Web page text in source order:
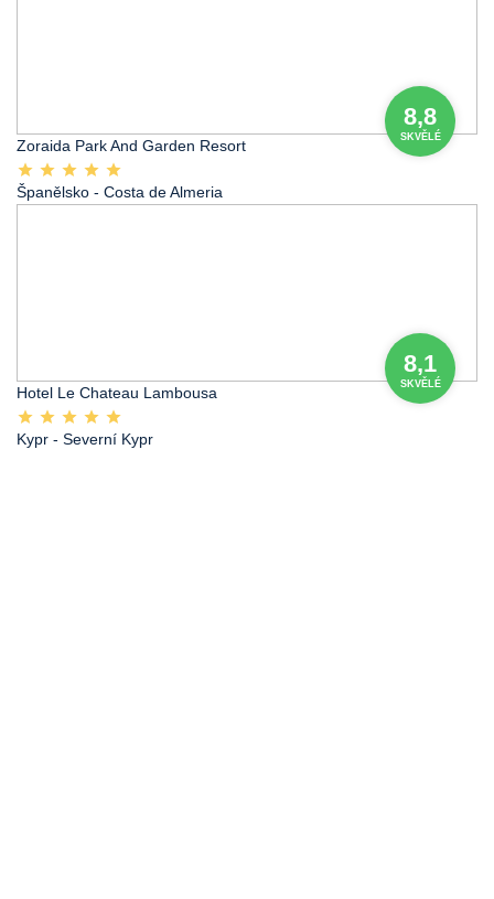
8,8
SKVĚLÉ
Zoraida Park And Garden Resort
Španělsko - Costa de Almeria
8,1
SKVĚLÉ
Hotel Le Chateau Lambousa
Kypr - Severní Kypr